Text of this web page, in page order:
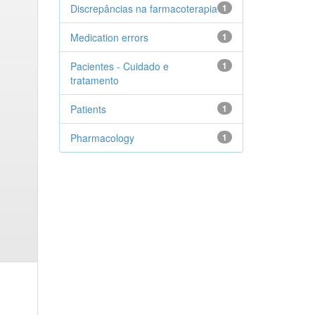
1
Discrepâncias na farmacoterapia
1
Medication errors
1
Pacientes - Cuidado e
tratamento
1
Patients
1
Pharmacology